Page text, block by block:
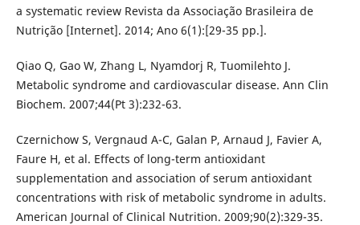
a systematic review Revista da Associação Brasileira de
Nutrição [Internet]. 2014; Ano 6(1):[29-35 pp.].
Qiao Q, Gao W, Zhang L, Nyamdorj R, Tuomilehto J.
Metabolic syndrome and cardiovascular disease. Ann Clin
Biochem. 2007;44(Pt 3):232-63.
Czernichow S, Vergnaud A-C, Galan P, Arnaud J, Favier A,
Faure H, et al. Effects of long-term antioxidant
supplementation and association of serum antioxidant
concentrations with risk of metabolic syndrome in adults.
American Journal of Clinical Nutrition. 2009;90(2):329-35.